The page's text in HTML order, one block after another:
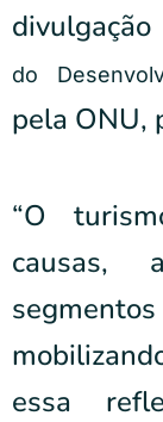
do
pela ONU,
“O
causas,
essa